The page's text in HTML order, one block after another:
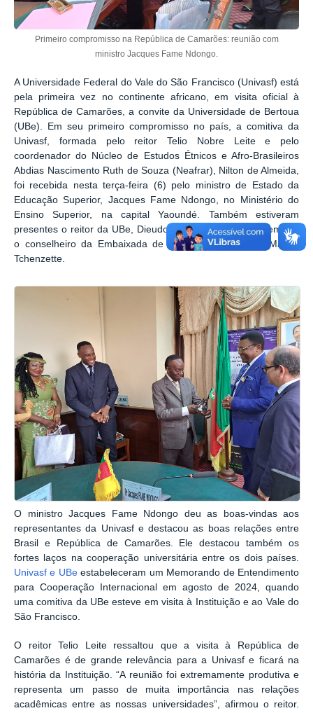
Primeiro compromisso na República de Camarões: reunião com
ministro Jacques Fame Ndongo.
A Universidade Federal do Vale do São Francisco (Univasf) está
pela primeira vez no continente africano, em visita oficial à
República de Camarões, a convite da Universidade de Bertoua
(UBe). Em seu primeiro compromisso no país, a comitiva da
Univasf, formada pelo reitor Telio Nobre Leite e pelo
coordenador do Núcleo de Estudos Étnicos e Afro-Brasileiros
Abdias Nascimento Ruth de Souza (Neafrar), Nilton de Almeida,
foi recebida nesta terça-feira (6) pelo ministro de Estado da
Educação Superior, Jacques Fame Ndongo, no Ministério do
Ensino Superior, na capital Yaoundé. Também estiveram
presentes o reitor da UBe, Dieudonné Emmanuel Pegnyemb, e
o conselheiro da Embaixada de Camarões no Brasil, Martial
Tchenzette.
O ministro Jacques Fame Ndongo deu as boas-vindas aos
representantes da Univasf e destacou as boas relações entre
Brasil e República de Camarões. Ele destacou também os
fortes laços na cooperação universitária entre os dois países.
Univasf e UBeestabeleceram um Memorando de Entendimento
para Cooperação Internacional em agosto de 2024, quando
uma comitiva da UBe esteve em visita à Instituição e ao Vale do
São Francisco.
O reitor Telio Leite ressaltou que a visita à República de
Camarões é de grande relevância para a Univasf e ficará na
história da Instituição. “A reunião foi extremamente produtiva e
representa um passo de muita importância nas relações
acadêmicas entre as nossas universidades”, afirmou o reitor.